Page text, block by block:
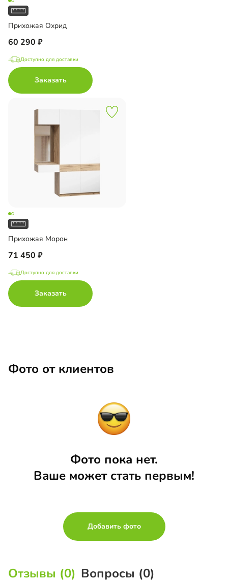
Прихожая Охрид
60 290
Доступно для доставки
Заказать
Прихожая Морон
71 450
Доступно для доставки
Заказать
Фото от клиентов
Фото пока нет.
Ваше может стать первым!
Добавить фото
Отзывы (0) Вопросы (0)